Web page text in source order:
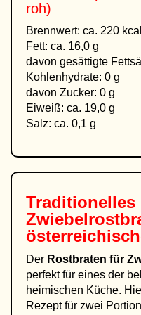
roh)
Brennwert: ca. 220
Fett: ca. 16,0 g
davon gesättigte
Kohlenhydrate: 0 g
davon Zucker: 0 g
Eiweiß: ca. 19,0 g
Salz: ca. 0,1 g
Traditionelles
Der Rostbraten für
perfekt für eines der
heimischen Küche.
Rezept für zwei